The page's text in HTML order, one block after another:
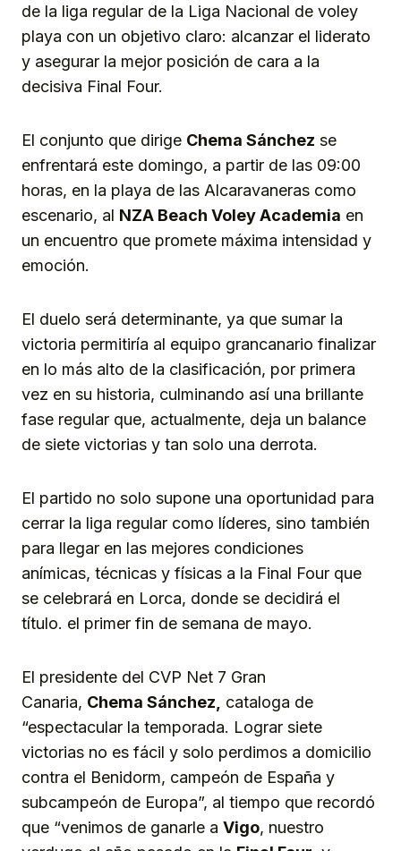
de la liga regular de la Liga Nacional de voley
playa con un objetivo claro: alcanzar el liderato
y asegurar la mejor posición de cara a la
decisiva Final Four.
El conjunto que dirige Chema Sánchez se
enfrentará este domingo, a partir de las 09:00
horas, en la playa de las Alcaravaneras como
escenario, al NZA Beach Voley Academia en
un encuentro que promete máxima intensidad y
emoción.
El duelo será determinante, ya que sumar la
victoria permitiría al equipo grancanario finalizar
en lo más alto de la clasificación, por primera
vez en su historia, culminando así una brillante
fase regular que, actualmente, deja un balance
de siete victorias y tan solo una derrota.
El partido no solo supone una oportunidad para
cerrar la liga regular como líderes, sino también
para llegar en las mejores condiciones
anímicas, técnicas y físicas a la Final Four que
se celebrará en Lorca, donde se decidirá el
título. el primer fin de semana de mayo.
El presidente del CVP Net 7 Gran
Canaria, Chema Sánchez,
cataloga de
“espectacular la temporada. Lograr siete
victorias no es fácil y solo perdimos a domicilio
contra el Benidorm, campeón de España y
subcampeón de Europa”, al tiempo que recordó
que “venimos de ganarle a Vigo, nuestro